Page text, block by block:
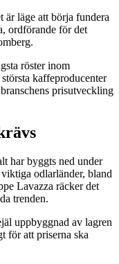
är läge att börja fundera
ordförande för det
röster inom
kaffeproducenter
prisutveckling
har byggts ned under
odlarländer, bland
Lavazza räcker det
trenden.
uppbyggnad av lagren
för att priserna ska